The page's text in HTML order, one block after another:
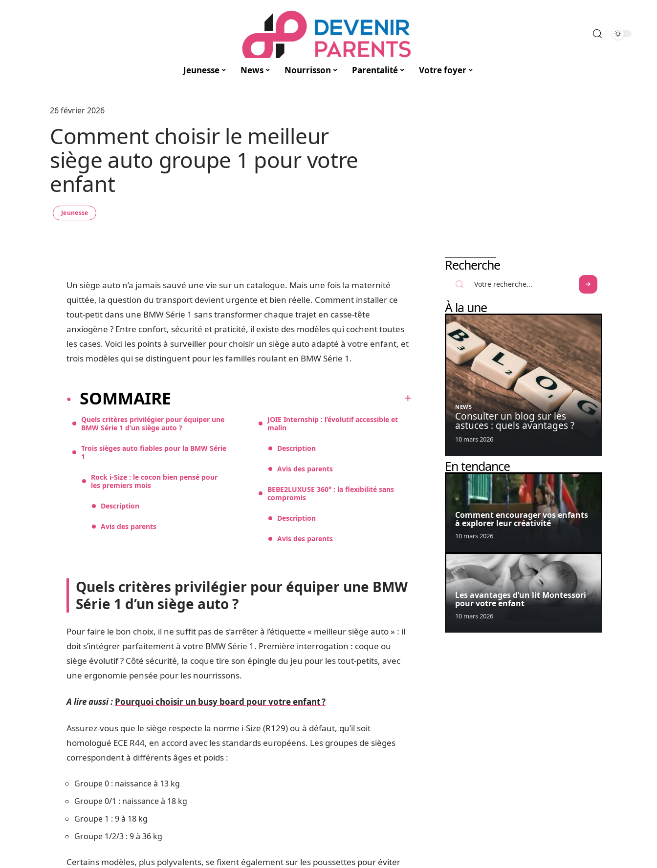
Jeunesse News Nourrisson Parentalité Votre foyer
26 février 2026
Comment choisir le meilleur
siège auto groupe 1 pour votre
enfant
Jeunesse
Un siège auto n’a jamais sauvé une vie sur un catalogue. Mais une fois la maternité
quittée, la question du transport devient urgente et bien réelle. Comment installer ce
tout-petit dans une BMW Série 1 sans transformer chaque trajet en casse-tête
anxiogène ? Entre confort, sécurité et praticité, il existe des modèles qui cochent toutes
les cases. Voici les points à surveiller pour choisir un siège auto adapté à votre enfant, et
trois modèles qui se distinguent pour les familles roulant en BMW Série 1.
SOMMAIRE
Quels critères privilégier pour équiper une
BMW Série 1 d’un siège auto ?
Trois sièges auto fiables pour la BMW Série
1
Rock i-Size : le cocon bien pensé pour
les premiers mois
Description
Avis des parents
JOIE Internship : l’évolutif accessible et
malin
Description
Avis des parents
BEBE2LUXUSE 360° : la flexibilité sans
compromis
Description
Avis des parents
Quels critères privilégier pour équiper une BMW
Série 1 d’un siège auto ?
Pour faire le bon choix, il ne suffit pas de s’arrêter à l’étiquette « meilleur siège auto » : il
doit s’intégrer parfaitement à votre BMW Série 1. Première interrogation : coque ou
siège évolutif ? Côté sécurité, la coque tire son épingle du jeu pour les tout-petits, avec
une ergonomie pensée pour les nourrissons.
A lire aussi : Pourquoi choisir un busy board pour votre enfant ?
Assurez-vous que le siège respecte la norme i-Size (R129) ou à défaut, qu’il soit
homologué ECE R44, en accord avec les standards européens. Les groupes de sièges
correspondent à différents âges et poids :
Groupe 0 : naissance à 13 kg
Groupe 0/1 : naissance à 18 kg
Groupe 1 : 9 à 18 kg
Groupe 1/2/3 : 9 à 36 kg
Certains modèles, plus polyvalents, se fixent également sur les poussettes pour éviter
Recherche
À la une
NEWS
Consulter un blog sur les
astuces : quels avantages ?
10 mars 2026
En tendance
Comment encourager vos enfants
à explorer leur créativité
10 mars 2026
Les avantages d’un lit Montessori
pour votre enfant
10 mars 2026